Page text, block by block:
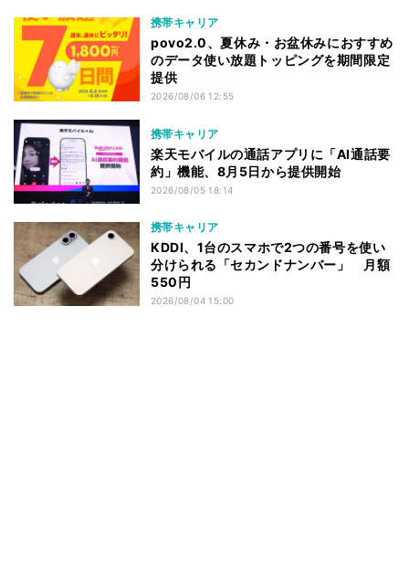
携帯キャリア
povo2.0、夏休み・お盆休みにおすすめ
のデータ使い放題トッピングを期間限定
提供
2026/08/06 12:55
携帯キャリア
楽天モバイルの通話アプリに「AI通話要
約」機能、8月5日から提供開始
2026/08/05 18:14
携帯キャリア
KDDI、1台のスマホで2つの番号を使い
分けられる「セカンドナンバー」 月額
550円
2026/08/04 15:00